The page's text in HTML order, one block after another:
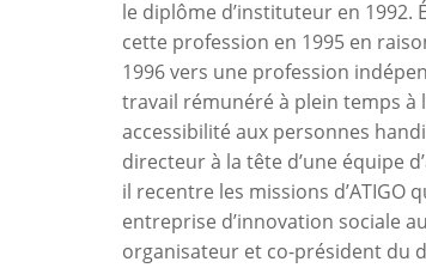
le diplôme d’instituteur en
cette profession en 1995 en
1996 vers une profession
travail rémunéré à plein temps à
accessibilité aux personnes
directeur à la tête d’une équipe
il recentre les missions
entreprise d’innovation sociale
organisateur et co-président du